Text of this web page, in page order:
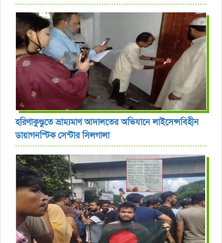
হরিণাকুণ্ডুতে ভ্রাম্যমাণ আদালতের অভিযানে লাইসেন্সবিহীন
ডায়াগনস্টিক সেন্টার সিলগালা